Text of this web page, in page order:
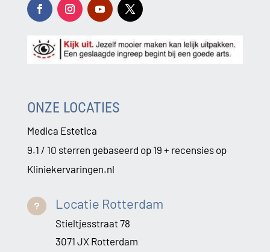
ONZE LOCATIES
Medica Estetica
9.1 / 10 sterren gebaseerd op 19 + recensies op
Kliniekervaringen.nl
u Locatie Rotterdam
Stieltjesstraat 78
3071 JX Rotterdam